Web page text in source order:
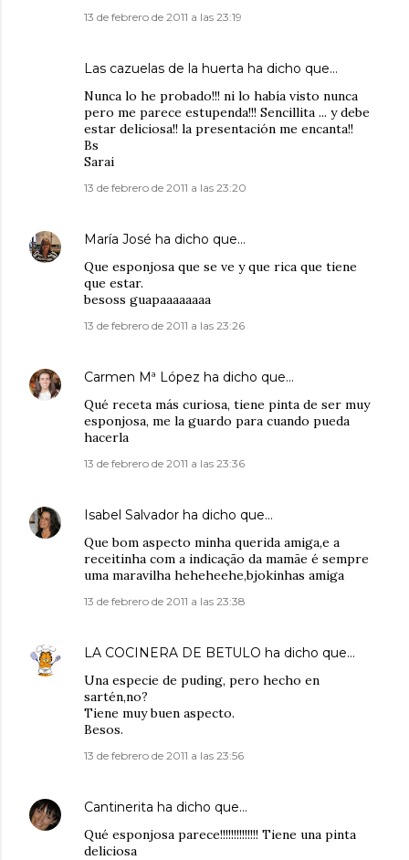
13 de febrero de 2011 a las 23:19
Las cazuelas de la huerta ha dicho que…
Nunca lo he probado!!! ni lo había visto nunca
pero me parece estupenda!!! Sencillita ... y debe
estar deliciosa!! la presentación me encanta!!
Bs
Sarai
13 de febrero de 2011 a las 23:20
María José ha dicho que…
Que esponjosa que se ve y que rica que tiene
que estar.
besoss guapaaaaaaaa
13 de febrero de 2011 a las 23:26
Carmen Mª López ha dicho que…
Qué receta más curiosa, tiene pinta de ser muy
esponjosa, me la guardo para cuando pueda
hacerla
13 de febrero de 2011 a las 23:36
Isabel Salvador ha dicho que…
Que bom aspecto minha querida amiga,e a
receitinha com a indicação da mamãe é sempre
uma maravilha heheheehe,bjokinhas amiga
13 de febrero de 2011 a las 23:38
LA COCINERA DE BETULO ha dicho que…
Una especie de puding, pero hecho en
sartén,no?
Tiene muy buen aspecto.
Besos.
13 de febrero de 2011 a las 23:56
Cantinerita ha dicho que…
Qué esponjosa parece!!!!!!!!!!!!!! Tiene una pinta
deliciosa